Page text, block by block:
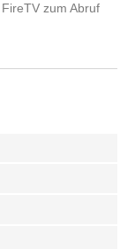
zum Abruf